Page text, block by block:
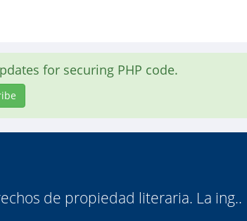
for securing PHP code.
de propiedad literaria. La ing..